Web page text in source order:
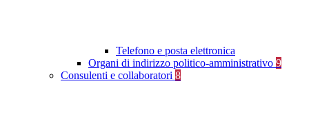
Telefono e posta elettronica
Organi di indirizzo politico-amministrativo 9
Consulenti e collaboratori 8